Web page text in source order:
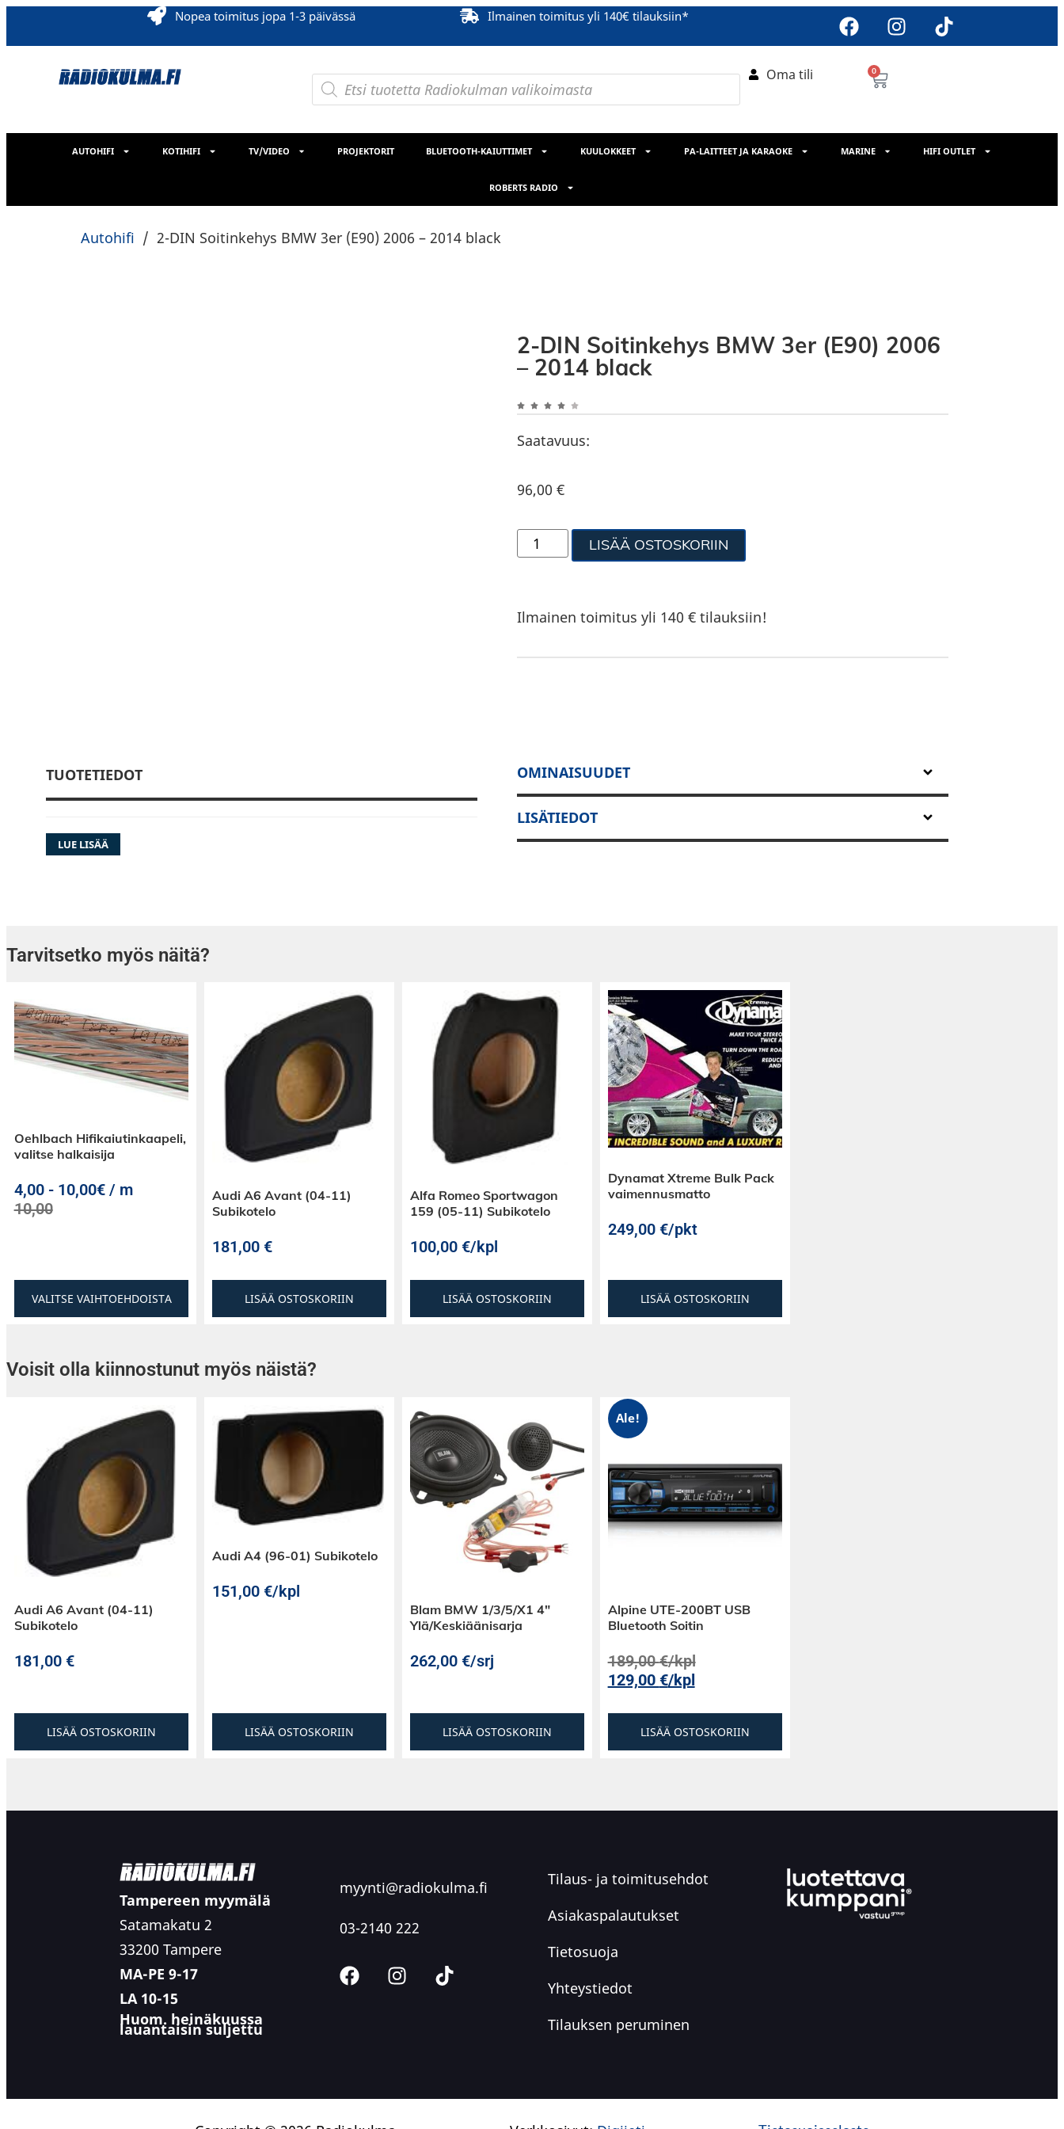
Nopea toimitus jopa 1-3 päivässä Ilmainen toimitus yli 140€ tilauksiin*
Oma tili 0
AUTOHIFI KOTIHIFI TV/VIDEO PROJEKTORIT BLUETOOTH-KAIUTTIMET KUULOKKEET PA-LAITTEET JA KARAOKE MARINE HIFI OUTLET
ROBERTS RADIO
Autohifi / 2-DIN Soitinkehys BMW 3er (E90) 2006 – 2014 black
2-DIN Soitinkehys BMW 3er (E90) 2006
– 2014 black
Saatavuus:
96,00 €
LISÄÄ OSTOSKORIIN
Ilmainen toimitus yli 140 € tilauksiin!
TUOTETIEDOT
LUE LISÄÄ
OMINAISUUDET
LISÄTIEDOT
Tarvitsetko myös näitä?
Oehlbach Hifikaiutinkaapeli,
valitse halkaisija
4,00- 10,00€ / m
10,00
VALITSE VAIHTOEHDOISTA
Audi A6 Avant (04-11)
Subikotelo
181,00 €
LISÄÄ OSTOSKORIIN
Alfa Romeo Sportwagon
159 (05-11) Subikotelo
100,00 €/kpl
LISÄÄ OSTOSKORIIN
Dynamat Xtreme Bulk Pack
vaimennusmatto
249,00 €/pkt
LISÄÄ OSTOSKORIIN
Voisit olla kiinnostunut myös näistä?
Audi A6 Avant (04-11)
Subikotelo
181,00 €
LISÄÄ OSTOSKORIIN
Audi A4 (96-01) Subikotelo
151,00 €/kpl
LISÄÄ OSTOSKORIIN
Blam BMW 1/3/5/X1 4″
Ylä/Keskiäänisarja
262,00 €/srj
LISÄÄ OSTOSKORIIN
Ale!
Alpine UTE-200BT USB
Bluetooth Soitin
189,00€/kpl
129,00 €/kpl
LISÄÄ OSTOSKORIIN
Tampereen myymälä
Satamakatu 2
33200 Tampere
MA-PE 9-17
LA 10-15
Huom. heinäkuussa
lauantaisin suljettu
myynti@radiokulma.fi
03-2140 222
Tilaus- ja toimitusehdot
Asiakaspalautukset
Tietosuoja
Yhteystiedot
Tilauksen peruminen